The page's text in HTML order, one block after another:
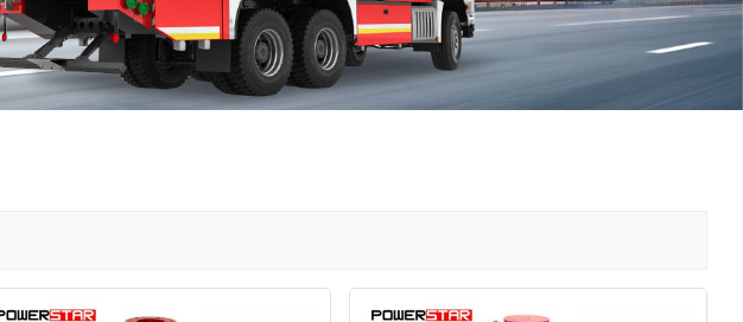
Filipino